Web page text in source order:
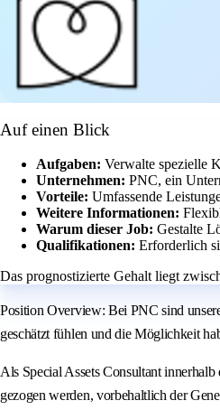
Auf einen Blick
Aufgaben: Verwalte spezielle
Unternehmen: PNC, ein
Vorteile: Umfassende
Weitere Informationen:
Warum dieser Job: Gestalte
Qualifikationen: Erforderlich
Das prognostizierte Gehalt liegt
Position Overview: Bei PNC sind
geschätzt fühlen und die Möglichkeit
Als Special Assets Consultant
gezogen werden, vorbehaltlich der